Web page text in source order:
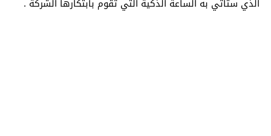
الذي ستأتي به الساعة الذكية التي تقوم بأبتكارها الشركة .